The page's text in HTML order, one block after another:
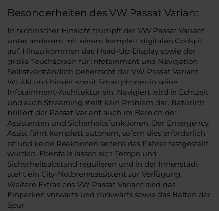
Besonderheiten des VW Passat Variant
In technischer Hinsicht trumpft der VW Passat Variant
unter anderem mit einem komplett digitalen Cockpit
auf. Hinzu kommen das Head-Up-Display sowie der
große Touchscreen für Infotainment und Navigation.
Selbstverständlich beherrscht der VW Passat Variant
WLAN und bindet somit Smartphones in seine
Infotainment-Architektur ein. Navigiert wird in Echtzeit
und auch Streaming stellt kein Problem dar. Natürlich
brilliert der Passat Variant auch im Bereich der
Assistenten und Sicherheitsfunktionen. Der Emergency
Assist fährt komplett autonom, sofern dies erforderlich
ist und keine Reaktionen seitens des Fahrer festgestellt
wurden. Ebenfalls lassen sich Tempo und
Sicherheitsabstand regulieren und in der Innenstadt
steht ein City-Notbremsassistent zur Verfügung.
Weitere Extras des VW Passat Variant sind das
Einparken vorwärts und rückwärts sowie das Halten der
Spur.